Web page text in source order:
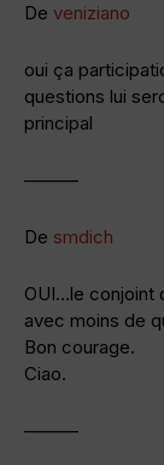
De veniziano
oui ça
questions lui
principal
———
De smdich
OUI…le conjoint
avec moins de
Bon courage.
Ciao.
———